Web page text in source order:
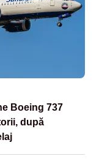
Boeing 737
după